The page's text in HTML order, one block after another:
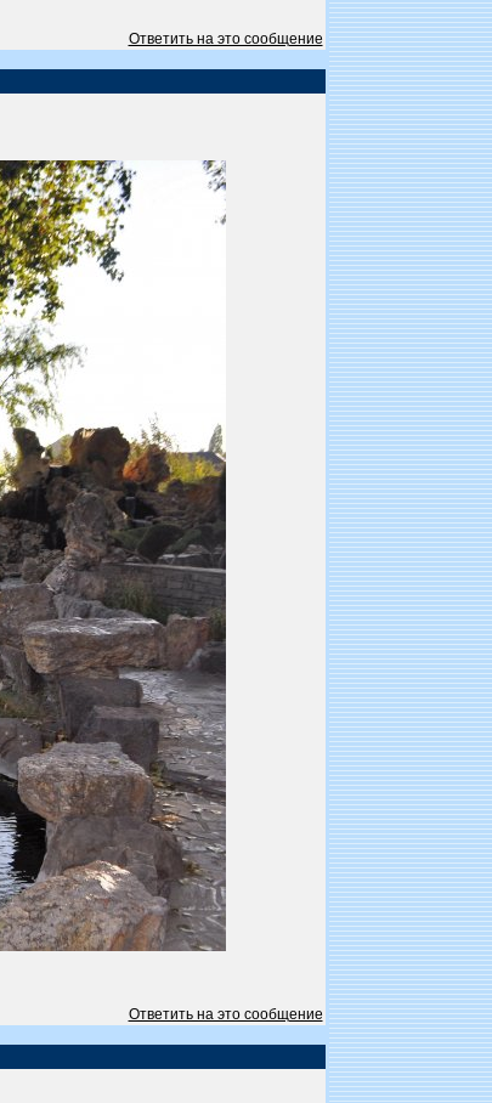
Ответить на это сообщение
Ответить на это сообщение